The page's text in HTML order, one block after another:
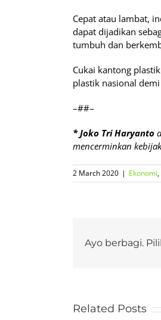
Cepat atau lambat,
dapat dijadikan
tumbuh dan
Cukai kantong
plastik nasional
–##–
* Joko Tri Haryanto
mencerminkan
2 March 2020 | Ekonomi,
Ayo berbagi.
Related Posts